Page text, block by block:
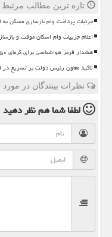
تازه ترین مطالب مرتبط
جزئیات پرداخت وام بازسازی مسکن
اعلام جزییات وام اسکان موقت و
هشدار قرمز هواشناسی برای گرمای ۵۰ درجه بارشهای سیل آسا در ۳ استان
تاکید معاون رئیس دولت بر تسریع
نظرات بینندگان در
لطفا شما همنظر دهید